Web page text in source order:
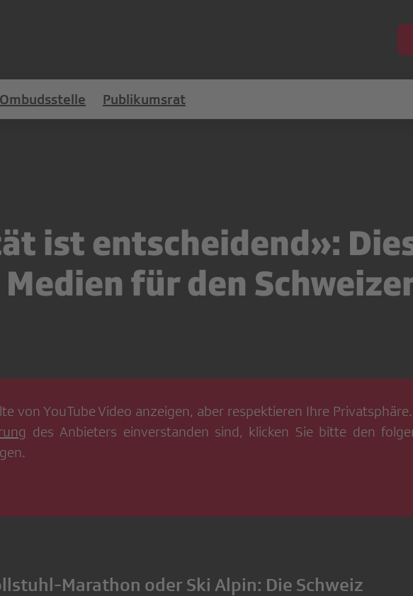
Ombudsstelle Publikumsrat
ist entscheidend»:
für den
von YouTube Video anzeigen, aber respektieren Ihre Privatsphäre.
des Anbieters einverstanden sind, klicken Sie bitte den
Marathon oder Ski Alpin: Die Schweiz